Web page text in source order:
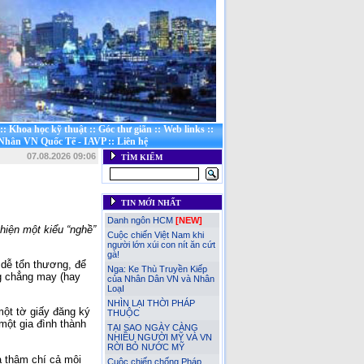
Khoa học kỹ thuật::Góc thư giãn::Web links::
VN Quốc Tế - IAVP::Liên hệ
07.08.2026 09:06
một kiểu “nghề”
tổn thương, để
chẳng may (hay
tờ giấy đăng ký
gia đình thành
thậm chí cả môi
TÌM KIẾM
TIN MỚI NHẤT
Danh ngôn HCM [NEW]
Cuộc chiến Việt Nam khi
người lớn xúi con nít ăn cứt
gà!
Nga: Ke Thù Truyền Kiếp
của Nhân Dân VN và Nhân
LoạI
NHÌN LẠI THỜI PHÁP
THUỘC
TẠI SAO NGÀY CÀNG
NHIỀU NGƯỜI MỸ VÀ VN
RỜI BỎ NƯỚC MỸ
Cuộc chiến chống Pháp